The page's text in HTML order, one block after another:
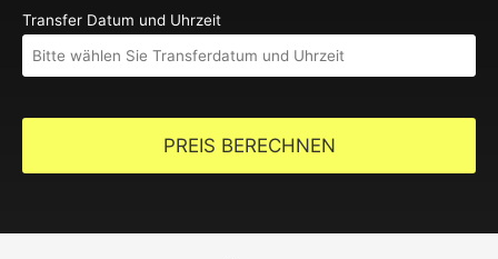
Transfer Datum und Uhrzeit
PREIS BERECHNEN